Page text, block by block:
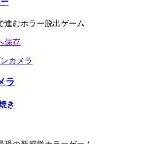
進むホラー脱出ゲーム
ラ
き